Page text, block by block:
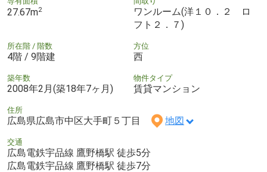
27.67m2
ワンルーム(洋１０．２ ロ
フト２．７)
所在階 / 階数
4階 / 9階建
方位
西
築年数
2008年2月(築18年7ヶ月)
物件タイプ
賃貸マンション
住所
広島県広島市中区大手町５丁目 地図
交通
広島電鉄宇品線 鷹野橋駅 徒歩5分
広島電鉄宇品線 鷹野橋駅 徒歩7分